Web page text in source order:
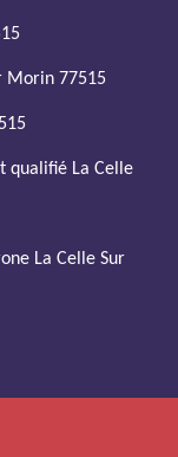
Morin 77515
qualifié La Celle
La Celle Sur